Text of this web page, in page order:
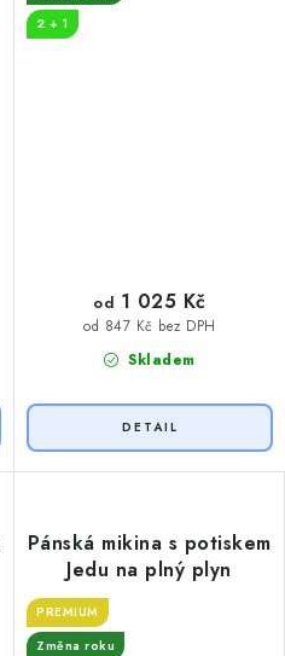
2 + 1
Skladem
od 847 Kč bez DPH
od 1 025 Kč
Pánská mikina s potiskem
Jedu na plný plyn
PREMIUM
Změna roku